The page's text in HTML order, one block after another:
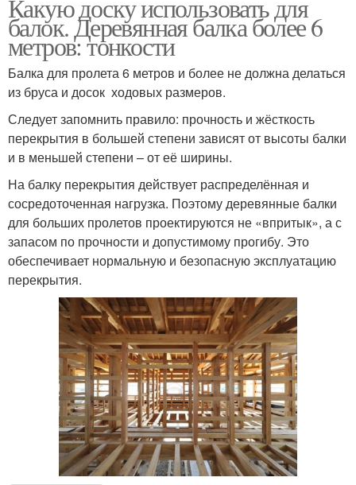
Какую доску использовать для
балок. Деревянная балка более 6
метров: тонкости
Балка для пролета 6 метров и более не должна делаться
из бруса и досок ходовых размеров.
Следует запомнить правило: прочность и жёсткость
перекрытия в большей степени зависят от высоты балки
и в меньшей степени – от её ширины.
На балку перекрытия действует распределённая и
сосредоточенная нагрузка. Поэтому деревянные балки
для больших пролетов проектируются не «впритык», а с
запасом по прочности и допустимому прогибу. Это
обеспечивает нормальную и безопасную эксплуатацию
перекрытия.